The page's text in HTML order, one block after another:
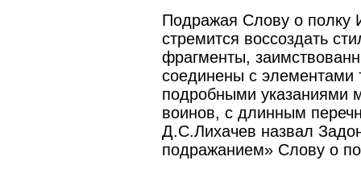
Подражая Слову о полку
стремится воссоздать
фрагменты,
соединены с элементами
подробными указаниями
воинов, с длинным
Д.С.Лихачев назвал
подражанием» Слову о